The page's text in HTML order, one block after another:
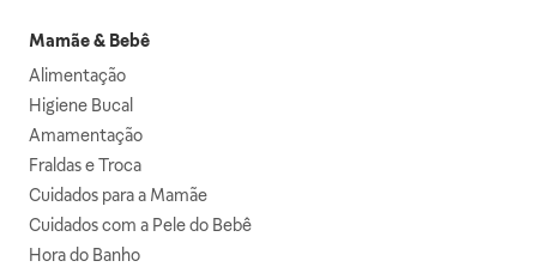
Mamãe & Bebê
Alimentação
Higiene Bucal
Amamentação
Fraldas e Troca
Cuidados para a Mamãe
Cuidados com a Pele do Bebê
Hora do Banho